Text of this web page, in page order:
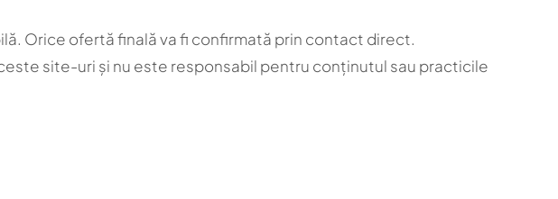
Orice ofertă finală va fi confirmată prin contact direct.
site-uri și nu este responsabil pentru conținutul sau practicile